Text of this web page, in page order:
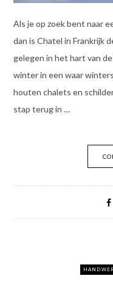
Als je op zoek bent naar
dan is Chatel in Frankrijk
gelegen in het hart van
winter in een waar
houten chalets en
stap terug in …